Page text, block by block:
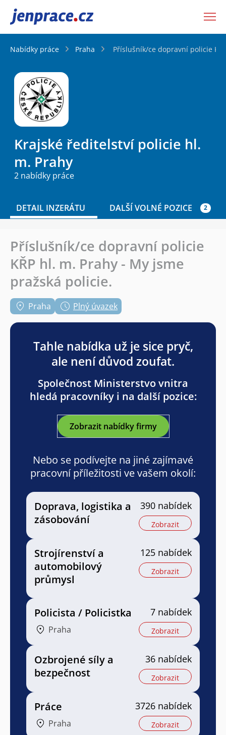
JenPráce.cz
Nabídky práce Praha Příslušník/ce dopravní policie
Krajské ředitelství policie hl.
m. Prahy
2 nabídky práce
DETAIL INZERÁTU DALŠÍ VOLNÉ POZICE 2
Příslušník/ce dopravní policie
KŘP hl. m. Prahy - My jsme
pražská policie.
Praha Plný úvazek
Tahle nabídka už je sice pryč,
ale není důvod zoufat.
Společnost Ministerstvo vnitra
hledá pracovníky i na další pozice:
Zobrazit nabídky firmy
Nebo se podívejte na jiné zajímavé
pracovní příležitosti ve vašem okolí:
Doprava, logistika a
zásobování
390 nabídek
Zobrazit
Strojírenství a
automobilový
průmysl
125 nabídek
Zobrazit
Policista / Policistka
Praha
7 nabídek
Zobrazit
Ozbrojené síly a
bezpečnost
36 nabídek
Zobrazit
Práce
Praha
3726 nabídek
Zobrazit